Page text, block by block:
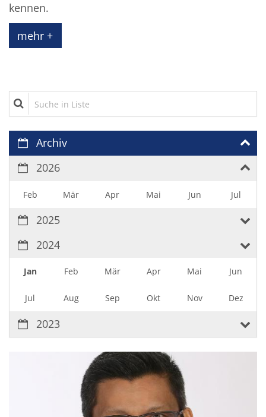
kennen.
mehr +
Suche in Liste
Archiv
2026
Feb Mär Apr Mai Jun Jul
2025
2024
Jan Feb Mär Apr Mai Jun
Jul Aug Sep Okt Nov Dez
2023